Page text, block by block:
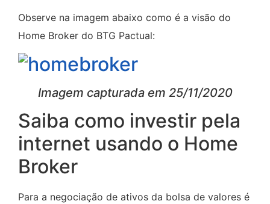
Observe na imagem abaixo como é a visão do
Home Broker do BTG Pactual:
Imagem capturada em 25/11/2020
Saiba como investir pela
internet usando o Home
Broker
Para a negociação de ativos da bolsa de valores é